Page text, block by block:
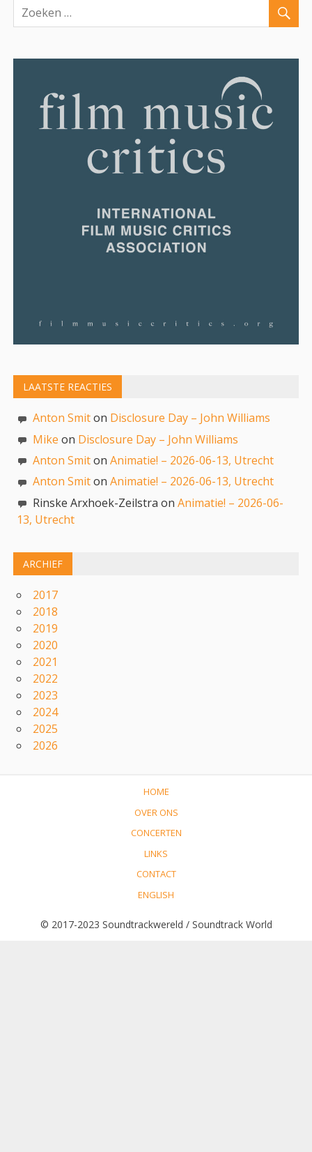
LAATSTE REACTIES
Anton Smiton Disclosure Day – John Williams
Mike on Disclosure Day – John Williams
Anton SmitonAnimatie! – 2026-06-13, Utrecht
Anton SmitonAnimatie! – 2026-06-13, Utrecht
Rinske Arxhoek-Zeilstra onAnimatie! – 2026-06-
13, Utrecht
ARCHIEF
2017
2018
2019
2020
2021
2022
2023
2024
2025
2026
HOME
OVER ONS
CONCERTEN
LINKS
CONTACT
ENGLISH
© 2017-2023 Soundtrackwereld / Soundtrack World